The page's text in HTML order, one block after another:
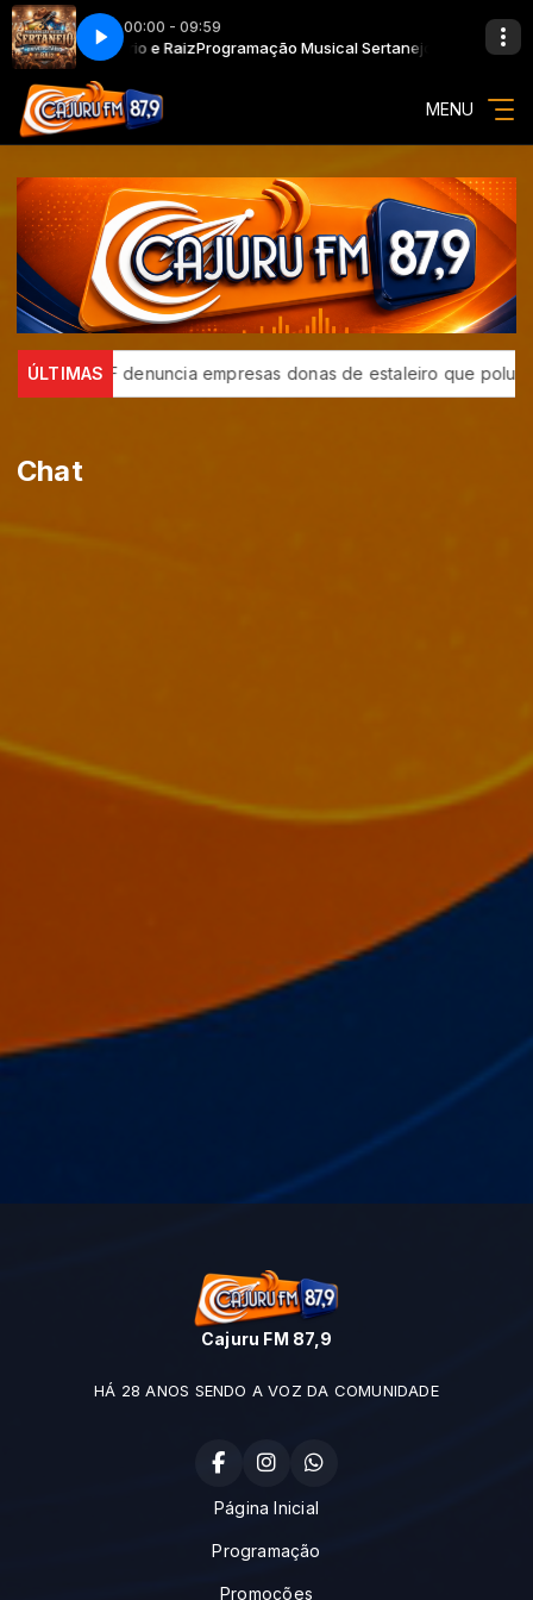
00:00 - 09:59
Universitário e RaizProgramação Musical Sertanejo Universitário e
MENU
ÚLTIMAS
MPF denuncia empresas donas de estaleiro que poluiu
Chat
Cajuru FM 87,9
HÁ 28 ANOS SENDO A VOZ DA COMUNIDADE
Página Inicial
Programação
Promoções